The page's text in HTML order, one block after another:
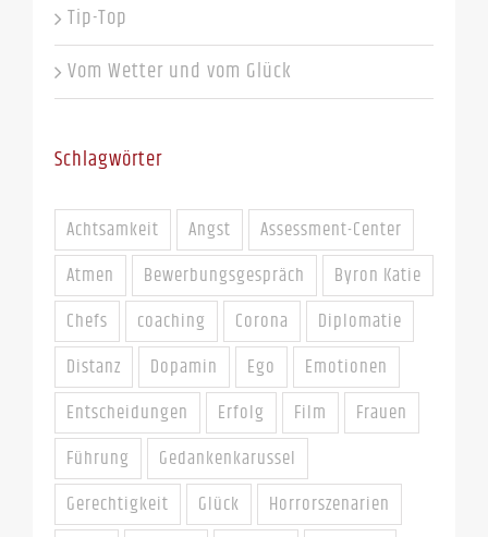
Tip-Top
Vom Wetter und vom Glück
Schlagwörter
Achtsamkeit Angst
Assessment-Center
Atmen
Bewerbungsgespräch
Byron Katie
Chefs
coaching Corona
Diplomatie
Distanz
Dopamin Ego
Emotionen
Entscheidungen
Erfolg Film
Frauen
Führung
Gedankenkarussel
Gerechtigkeit
Glück
Horrorszenarien